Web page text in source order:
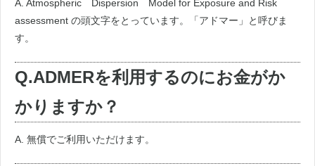
A. Atmospheric Dispersion Model for Exposure and Risk
assessment の頭文字をとっています。「アドマー」と呼びま
す。
Q.ADMERを利用するのにお金がか
かりますか？
A. 無償でご利用いただけます。